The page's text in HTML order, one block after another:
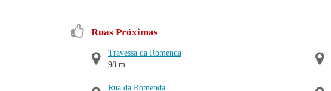
Ruas Próximas
Travessa da Romenda
98 m
Rua da Romenda